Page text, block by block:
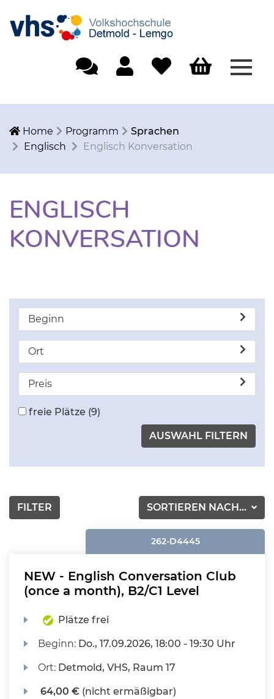
Home Programm
Sprachen
Englisch
Englisch Konversation
ENGLISCH
KONVERSATION
Beginn
Ort
Preis
freie Plätze (9)
SORTIEREN NACH...
FILTER
262-D4445
NEW - English Conversation Club
(once a month), B2/C1 Level
Plätze frei
Beginn: Do., 17.09.2026, 18:00 - 19:30 Uhr
Ort: Detmold, VHS, Raum 17
64,00 € (nicht ermäßigbar)